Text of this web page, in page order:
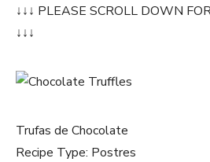
↓↓↓ PLEASE SCROLL DOWN
↓↓↓
Trufas de Chocolate
Recipe Type: Postres